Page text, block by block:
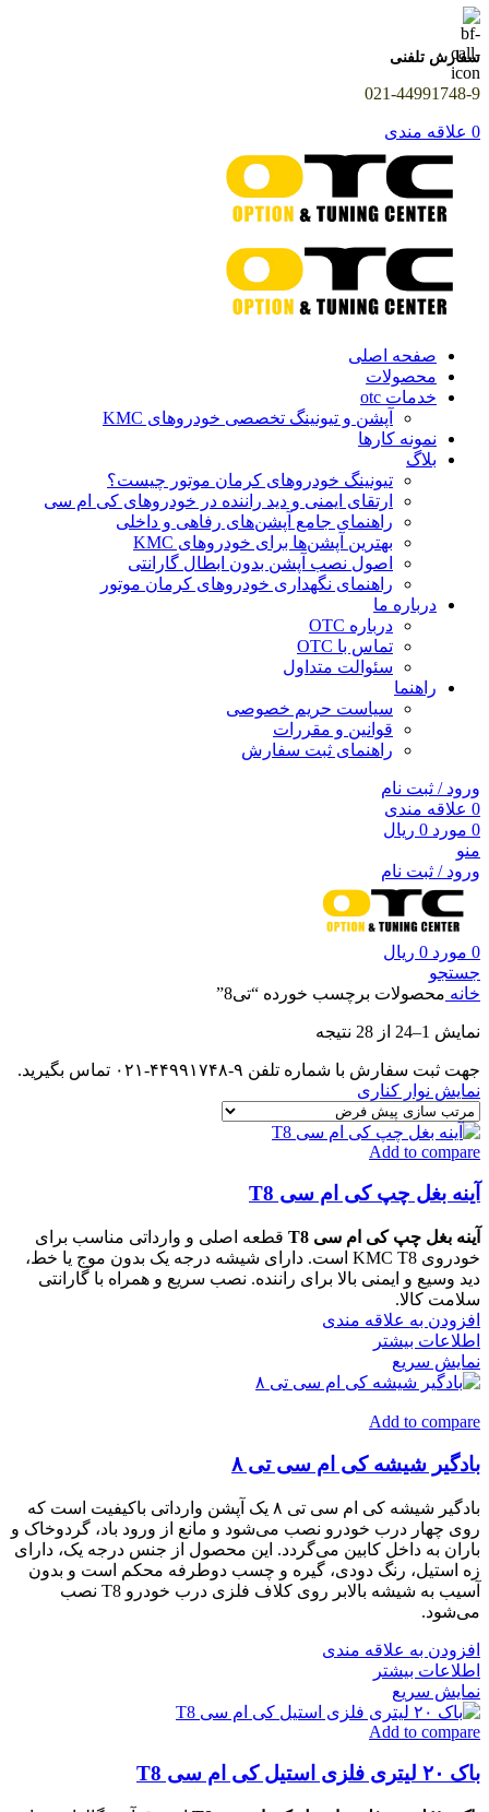
سفارش تلفنی
021-44991748-9
0 علاقه مندی
صفحه اصلی
محصولات
خدمات otc
آپشن و تیونینگ تخصصی خودروهای KMC
نمونه کارها
بلاگ
تیونینگ خودروهای کرمان موتور چیست؟
ارتقای ایمنی و دید راننده در خودروهای کی ام سی
راهنمای جامع آپشن‌های رفاهی و داخلی
بهترین آپشن‌ها برای خودروهای KMC
اصول نصب آپشن بدون ابطال گارانتی
راهنمای نگهداری خودروهای کرمان موتور
درباره ما
درباره OTC
تماس با OTC
سئوالت متداول
راهنما
سیاست حریم خصوصی
قوانین و مقررات
راهنمای ثبت سفارش
ورود / ثبت نام
0 علاقه مندی
0 مورد 0 ریال
منو
ورود / ثبت نام
0 مورد 0 ریال
جستجو
خانه محصولات برچسب خورده “تی8”
نمایش 1–24 از 28 نتیجه
جهت ثبت سفارش با شماره تلفن ۹-۴۴۹۹۱۷۴۸-۰۲۱ تماس بگیرید.
نمایش نوار کناری
Add to compare
آینه بغل چپ کی ام سی T8
آینه بغل چپ کی ام سی T8
قطعه اصلی و وارداتی مناسب برای
خودروی KMC T8 است. دارای شیشه درجه یک بدون موج یا خط،
دید وسیع و ایمنی بالا برای راننده. نصب سریع و همراه با گارانتی
سلامت کالا.
افزودن به علاقه مندی
اطلاعات بیشتر
نمایش سریع
Add to compare
بادگیر شیشه کی ام سی تی ۸
بادگیر شیشه کی ام سی تی ۸ یک آپشن وارداتی باکیفیت است که
روی چهار درب خودرو نصب می‌شود و مانع از ورود باد، گردوخاک و
باران به داخل کابین می‌گردد. این محصول از جنس درجه یک، دارای
زه استیل، رنگ دودی، گیره و چسب دوطرفه محکم است و بدون
آسیب به شیشه بالابر روی کلاف فلزی درب خودرو T8 نصب
می‌شود.
افزودن به علاقه مندی
اطلاعات بیشتر
نمایش سریع
Add to compare
باک ۲۰ لیتری فلزی استیل کی ام سی T8